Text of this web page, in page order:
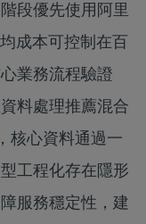
段優先使用阿里
成本可控制在百
業務流程驗證
料處理推薦混合
核心資料通過一
工程化存在隱形
服務穩定性，建